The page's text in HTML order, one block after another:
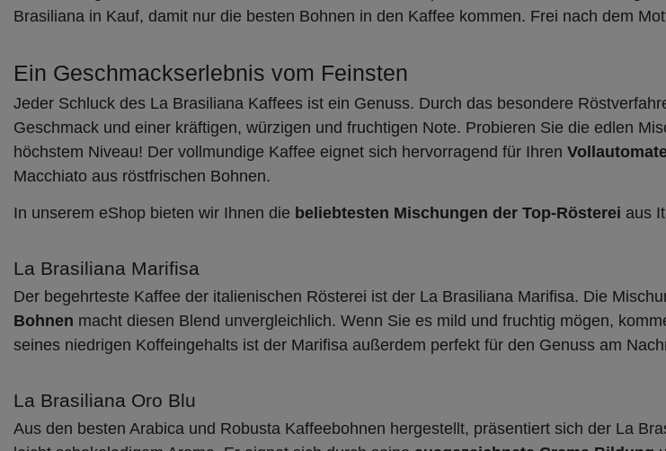
Brasiliana in Kauf, damit nur die besten Bohnen in den Kaffee kommen. Frei nach dem
Ein Geschmackserlebnis vom Feinsten
Jeder Schluck des La Brasiliana Kaffees ist ein Genuss. Durch das besondere
Geschmack und einer kräftigen, würzigen und fruchtigen Note. Probieren Sie die edlen
höchstem Niveau! Der vollmundige Kaffee eignet sich hervorragend für Ihren
Macchiato aus röstfrischen Bohnen.
In unserem eShop bieten wir Ihnen die beliebtesten Mischungen der Top-Rösterei aus
La Brasiliana Marifisa
Der begehrteste Kaffee der italienischen Rösterei ist der La Brasiliana Marifisa. Die
Bohnen macht diesen Blend unvergleichlich. Wenn Sie es mild und fruchtig mögen,
seines niedrigen Koffeingehalts ist der Marifisa außerdem perfekt für den Genuss am
La Brasiliana Oro Blu
Aus den besten Arabica und Robusta Kaffeebohnen hergestellt, präsentiert sich der La